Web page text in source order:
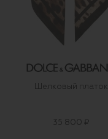
Шелковый платок
35 800 ₽